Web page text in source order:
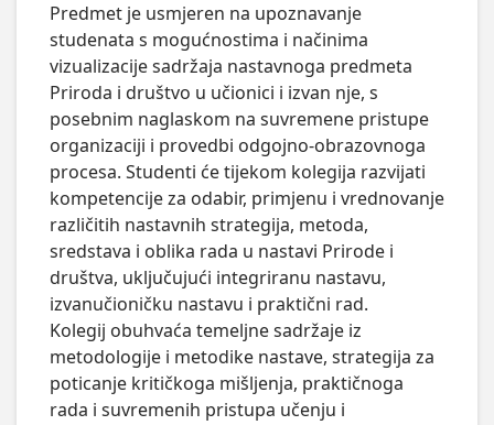
Predmet je usmjeren na upoznavanje
studenata s mogućnostima i načinima
vizualizacije sadržaja nastavnoga predmeta
Priroda i društvo u učionici i izvan nje, s
posebnim naglaskom na suvremene pristupe
organizaciji i provedbi odgojno-obrazovnoga
procesa. Studenti će tijekom kolegija razvijati
kompetencije za odabir, primjenu i vrednovanje
različitih nastavnih strategija, metoda,
sredstava i oblika rada u nastavi Prirode i
društva, uključujući integriranu nastavu,
izvanučioničku nastavu i praktični rad.
Kolegij obuhvaća temeljne sadržaje iz
metodologije i metodike nastave, strategija za
poticanje kritičkoga mišljenja, praktičnoga
rada i suvremenih pristupa učenju i